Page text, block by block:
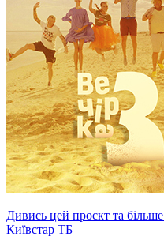
Дивись цей проєкт та
Київстар ТБ